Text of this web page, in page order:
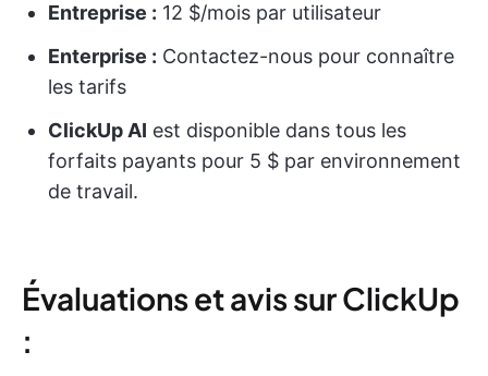
Entreprise : 12 $/mois par utilisateur
Enterprise : Contactez-nous pour connaître
les tarifs
ClickUp AI est disponible dans tous les
forfaits payants pour 5 $ par environnement
de travail.
Évaluations et avis sur ClickUp
: